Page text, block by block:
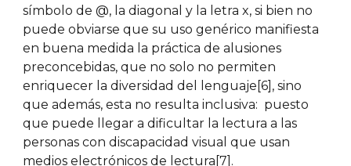
símbolo de @, la diagonal y la letra x, si bien no
puede obviarse que su uso genérico manifiesta
en buena medida la práctica de alusiones
preconcebidas, que no solo no permiten
enriquecer la diversidad del lenguaje[6], sino
que además, esta no resulta inclusiva: puesto
que puede llegar a dificultar la lectura a las
personas con discapacidad visual que usan
medios electrónicos de lectura[7].